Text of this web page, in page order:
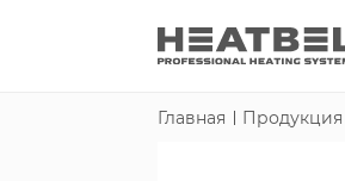
Главная Продукция